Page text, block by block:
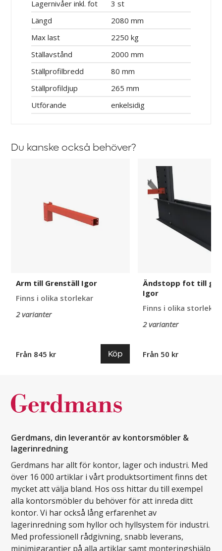
Lagernivåer inkl. fot
3 st
Längd
2080 mm
Max last
2250 kg
Ställavstånd
2000 mm
Ställprofilbredd
80 mm
Ställprofildjup
265 mm
Utförande
enkelsidig
Du kanske också behöver?
Arm till Grenställ Igor
Finns i olika storlekar
2 varianter
Från 845 kr Köp
Ändstopp
till
grenställ
Ändstopp fot till
Igor
Finns i olika storlekar
2 varianter
Från 50 kr
Gerdmans, din leverantör av kontorsmöbler &
lagerinredning
Gerdmans har allt för kontor, lager och industri. Med
över 16 000 artiklar i vårt produktsortiment finns det
mycket att välja bland. Hos oss hittar du till exempel
alla kontorsmöbler du behöver för att inreda ditt
kontor. Vi har också lång erfarenhet av
lagerinredning som hyllor och hyllsystem för industri.
Med professionell rådgivning, snabb leverans,
minimigarantier på alla artiklar samt monteringshjälp